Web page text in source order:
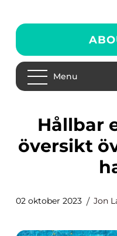
Menu
Hållbar e-handel: En
översikt
02 oktober 2023 Jon